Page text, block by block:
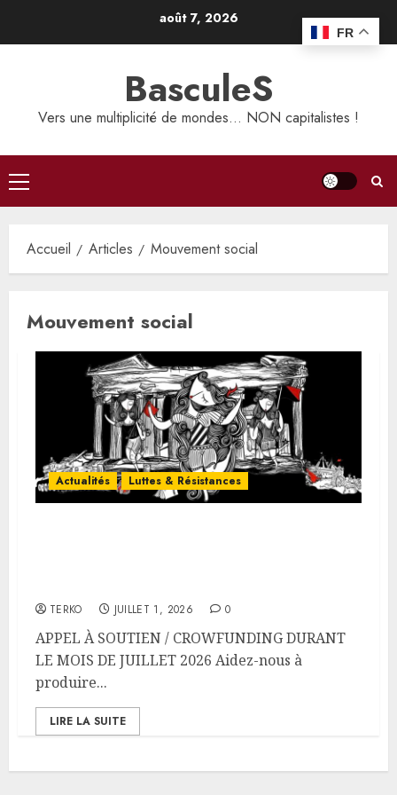
août 7, 2026
BasculeS
Vers une multiplicité de mondes… NON capitalistes !
Menu
principal
Accueil Articles Mouvement social
Mouvement social
Actualités Luttes & Résistances
TERKO JUILLET 1, 2026 0
APPEL À SOUTIEN / CROWFUNDING DURANT
LE MOIS DE JUILLET 2026 Aidez-nous à
produire...
LIRE LA SUITE
FR